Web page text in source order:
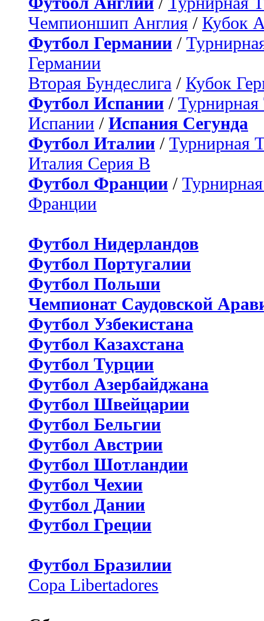
Чемпионшип Англия / Кубок
Футбол Германии /
Германии
Вторая Бундеслига / Кубок
Футбол Испании / Турнирная
Испании / Испания Сегунда
Футбол Италии / Турнирная
Италия Серия B
Футбол Франции /
Франции
Футбол Нидерландов
Футбол Португалии
Футбол Польши
Чемпионат Саудовской
Футбол Узбекистана
Футбол Казахстана
Футбол Турции
Футбол Азербайджана
Футбол Швейцарии
Футбол Бельгии
Футбол Австрии
Футбол Шотландии
Футбол Чехии
Футбол Дании
Футбол Греции
Футбол Бразилии
Copa Libertadores